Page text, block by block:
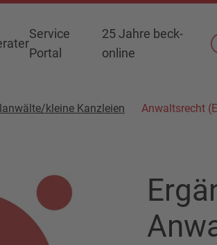
Service
Portal
25 Jahre beck-
online
kleine Kanzleien Anwaltsrecht